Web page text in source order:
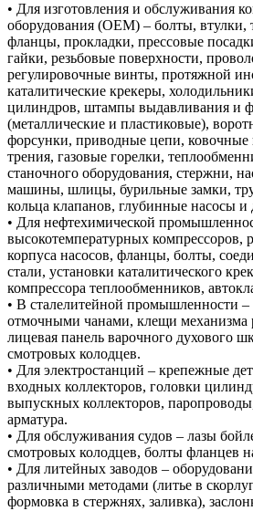
• Для изготовления и обслуживания
оборудования (OEM) – болты,
фланцы, прокладки, прессовые
гайки, резьбовые поверхности,
регулировочные винты, протяжной
каталитические крекеры,
цилиндров, штампы выдавливания и
(металлические и пластиковые),
форсунки, приводные цепи,
трения, газовые горелки,
станочного оборудования, стержни,
машины, шлицы, бурильные замки,
кольца клапанов, глубинные насосы и
• Для нефтехимической
высокотемпературных компрессоров,
корпуса насосов, фланцы, болты,
стали, установки каталитического
компрессора теплообменников,
• В сталелитейной промышленности
отмочными чанами, клещи механизма
лицевая панель варочного духового
смотровых колодцев.
• Для электростанций – крепежные
входных коллекторов, головки
выпускных коллекторов,
арматура.
• Для обслуживания судов – лазы
смотровых колодцев, болты фланцев
• Для литейных заводов –
различными методами (литье в
формовка в стержнях, заливка),